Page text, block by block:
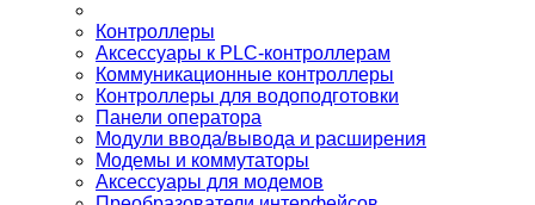
Контроллеры
Аксессуары к PLC-контроллерам
Коммуникационные контроллеры
Контроллеры для водоподготовки
Панели оператора
Модули ввода/вывода и расширения
Модемы и коммутаторы
Аксессуары для модемов